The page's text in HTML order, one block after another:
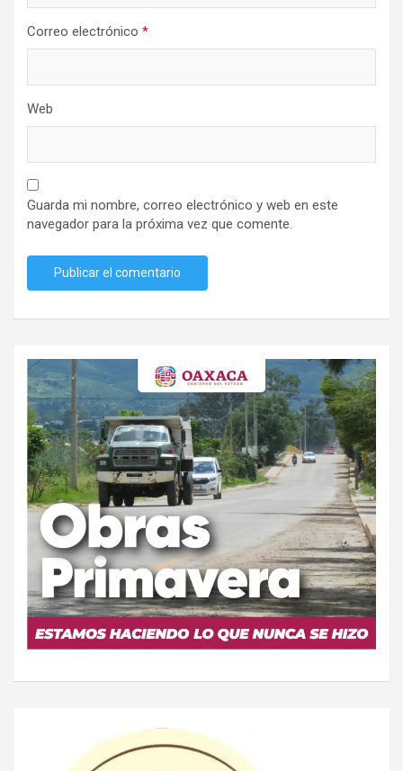
Correo electrónico *
Web
Guarda mi nombre, correo electrónico y web en este
navegador para la próxima vez que comente.